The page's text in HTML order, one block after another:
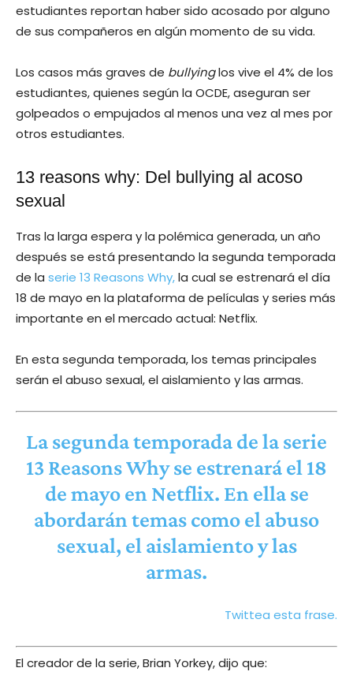
estudiantes reportan haber sido acosado por alguno
de sus compañeros en algún momento de su vida.
Los casos más graves de bullyinglos vive el 4% de los
estudiantes, quienes según la OCDE, aseguran ser
golpeados o empujados al menos una vez al mes por
otros estudiantes.
13 reasons why: Del bullying al acoso
sexual
Tras la larga espera y la polémica generada, un año
después se está presentando la segunda temporada
de la serie 13 Reasons Why,la cual se estrenará el día
18 de mayo en la plataforma de películas y series más
importante en el mercado actual: Netflix.
En esta segunda temporada, los temas principales
serán el abuso sexual, el aislamiento y las armas.
La segunda temporada de la serie
13 Reasons Why se estrenará el 18
de mayo en Netflix. En ella se
abordarán temas como el abuso
sexual, el aislamiento y las
armas.
Twittea esta frase.
El creador de la serie, Brian Yorkey, dijo que: